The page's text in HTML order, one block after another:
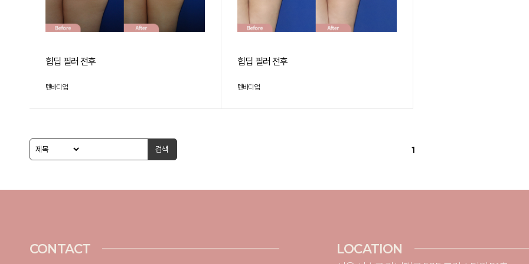
힙딥 필러 전후
텐바디업
힙딥 필러 전후
텐바디업
검색 1
CONTACT LOCATION